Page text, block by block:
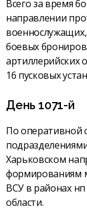
Всего за время
направлении
боевых
артиллерийских
16 пусковых
День 1071-й
По оперативной
Харьковском
формированиям
ВСУ в районах
области.